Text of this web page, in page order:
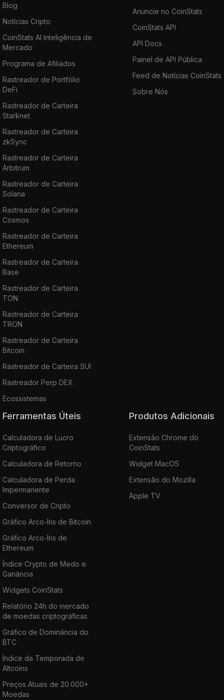
Blog
Notícias Cripto
CoinStats AI Inteligência de
Mercado
Programa de Afiliados
Rastreador de Portfólio
DeFi
Rastreador de Carteira
Starknet
Rastreador de Carteira
zkSync
Rastreador de Carteira
Arbitrum
Rastreador de Carteira
Solana
Rastreador de Carteira
Cosmos
Rastreador de Carteira
Ethereum
Rastreador de Carteira
Base
Rastreador de Carteira
TON
Rastreador de Carteira
TRON
Rastreador de Carteira
Bitcoin
Rastreador de Carteira SUI
Rastreador Perp DEX
Ecossistemas
Anuncie no CoinStats
CoinStats API
API Docs
Painel de API Pública
Feed de Notícias CoinStats
Sobre Nós
Ferramentas Úteis
Calculadora de Lucro
Criptográfico
Calculadora de Retorno
Calculadora de Perda
Impermanente
Conversor de Cripto
Gráfico Arco-Íris de Bitcoin
Gráfico Arco-Íris de
Ethereum
Índice Crypto de Medo e
Ganância
Widgets CoinStats
Relatório 24h do mercado
de moedas criptográficas
Gráfico de Dominância do
BTC
Índice da Temporada de
Altcoins
Preços Atuais de 20.000+
Moedas
Produtos Adicionais
Extensão Chrome do
CoinStats
Widget MacOS
Extensão do Mozilla
Apple TV